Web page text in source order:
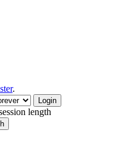
.
length